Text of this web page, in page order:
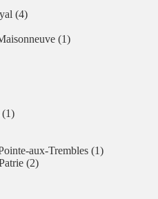
(4)
(1)
(1)
aux-Trembles (1)
(2)